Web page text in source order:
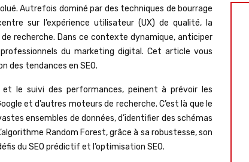
Autrefois dominé par des techniques de bourrage
sur l’expérience utilisateur (UX) de qualité, la
recherche. Dans ce contexte dynamique, anticiper
du marketing digital. Cet article vous
des tendances en SEO.
et le suivi des performances, peinent à prévoir les
et d’autres moteurs de recherche. C’est là que le
ensembles de données, d’identifier des schémas
Random Forest, grâce à sa robustesse, son
du SEO prédictif et l’optimisation SEO.